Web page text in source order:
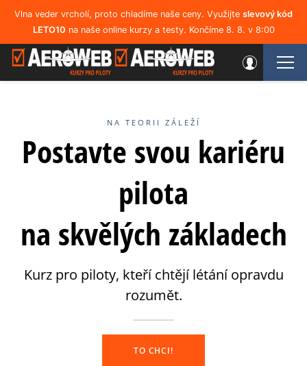
Vlna veder vrcholí, proto chladíme naše ceny. Využijte slevový kód
LETO10 na naše online kurzy a testy. Končíme 8. 8. v 8:00
NA TEORII ZÁLEŽÍ
Postavte svou kariéru
pilota
na skvělých základech
Kurz pro piloty, kteří chtějí létání opravdu
rozumět.
TO CHCI!